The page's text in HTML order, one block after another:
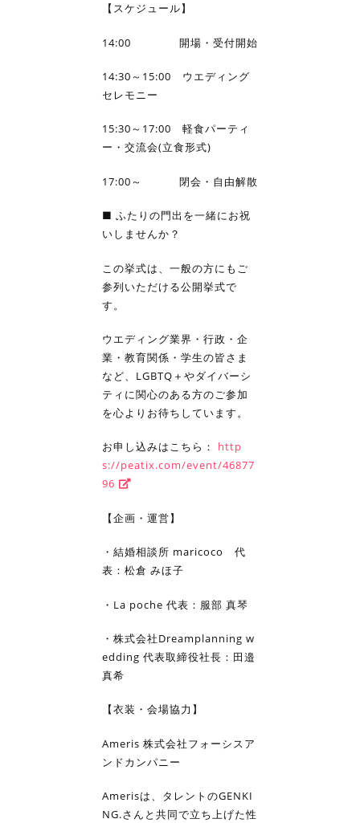
【スケジュール】
14:00 開場・受付開始
14:30～15:00 ウエディング
セレモニー
15:30～17:00 軽食パーティ
ー・交流会(立食形式)
17:00～ 閉会・自由解散
■ ふたりの門出を一緒にお祝
いしませんか？
この挙式は、一般の方にもご
参列いただける公開挙式で
す。
ウエディング業界・行政・企
業・教育関係・学生の皆さま
など、LGBTQ＋やダイバーシ
ティに関心のある方のご参加
を心よりお待ちしています。
お申し込みはこちら： http
s://peatix.com/event/46877
96
【企画・運営】
・結婚相談所 maricoco 代
表：松倉 みほ子
・La poche 代表：服部 真琴
・株式会社Dreamplanning w
edding 代表取締役社長：田邉
真希
【衣装・会場協力】
Ameris 株式会社フォーシスア
ンドカンパニー
Amerisは、タレントのGENKI
NG.さんと共同で立ち上げた性